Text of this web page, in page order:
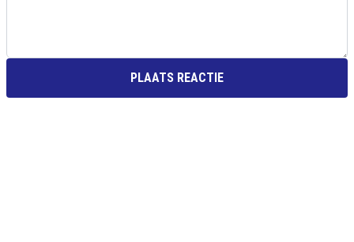
PLAATS REACTIE